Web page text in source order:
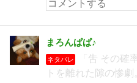
まろんぱぱ♪
ネタバレ
「吿 その確
トを離れた隙の惨